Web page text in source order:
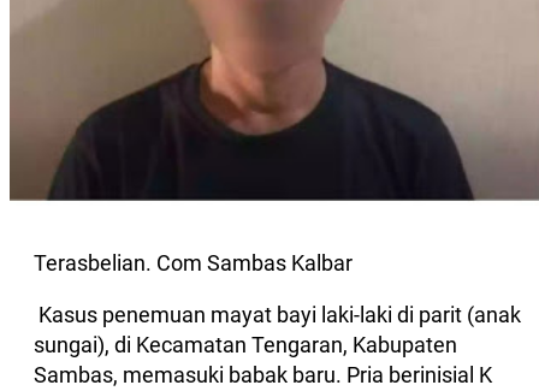
Terasbelian. Com Sambas Kalbar
Kasus penemuan mayat bayi laki-laki di parit (anak
sungai), di Kecamatan Tengaran, Kabupaten
Sambas, memasuki babak baru. Pria berinisial K